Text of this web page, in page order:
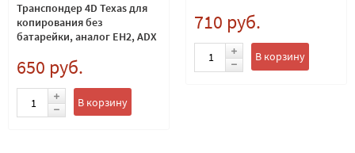
Транспондер 4D Texas для
копирования без
батарейки, аналог EH2, ADX
650 руб.
В корзину
710 руб.
В корзину